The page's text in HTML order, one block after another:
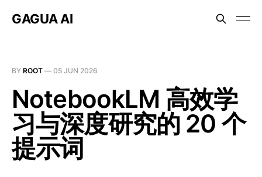
GAGUA AI
BY ROOT — 05 JUN 2026
NotebookLM 高效学
习与深度研究的 20 个
提示词